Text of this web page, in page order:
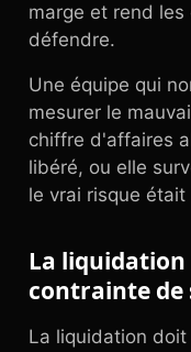
marge et rend
défendre.
Une équipe qui
mesurer le
chiffre d'affaires
libéré, ou elle
le vrai risque était
La
contrainte de
La liquidation